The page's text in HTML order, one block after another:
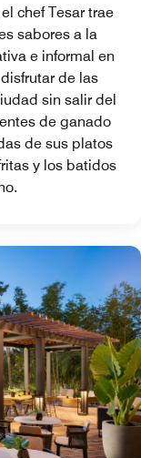
chef Tesar trae
sabores a la
e informal en
de las
sin salir del
de ganado
de sus platos
y los batidos